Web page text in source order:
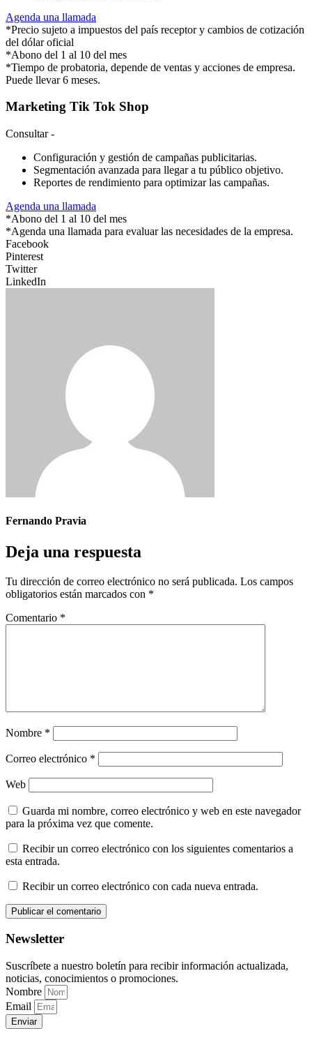
Agenda una llamada
*Precio sujeto a impuestos del país receptor y cambios de cotización
del dólar oficial
*Abono del 1 al 10 del mes
*Tiempo de probatoria, depende de ventas y acciones de empresa.
Puede llevar 6 meses.
Marketing Tik Tok Shop
Consultar -
Configuración y gestión de campañas publicitarias.
Segmentación avanzada para llegar a tu público objetivo.
Reportes de rendimiento para optimizar las campañas.
Agenda una llamada
*Abono del 1 al 10 del mes
*Agenda una llamada para evaluar las necesidades de la empresa.
Facebook
Pinterest
Twitter
LinkedIn
Fernando Pravia
Deja una respuesta
Tu dirección de correo electrónico no será publicada. Los campos
obligatorios están marcados con *
Comentario *
Nombre *
Correo electrónico *
Web
Guarda mi nombre, correo electrónico y web en este navegador
para la próxima vez que comente.
Recibir un correo electrónico con los siguientes comentarios a
esta entrada.
Recibir un correo electrónico con cada nueva entrada.
Newsletter
Suscríbete a nuestro boletín para recibir información actualizada,
noticias, conocimientos o promociones.
Nombre
Email
Enviar